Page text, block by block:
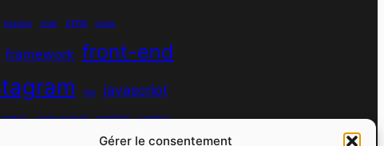
Gérer le consentement
bouton chat cms coda
framework front-end
ios javascript
nodejs node module nutrition parallax